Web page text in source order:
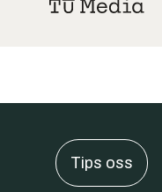
Tips oss